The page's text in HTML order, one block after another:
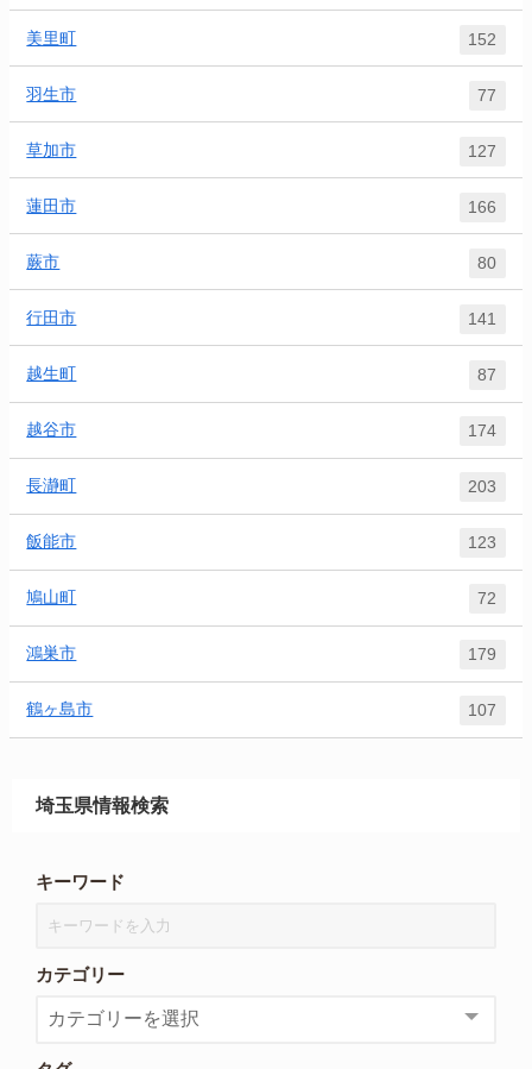
美里町 152
羽生市 77
草加市 127
蓮田市 166
蕨市 80
行田市 141
越生町 87
越谷市 174
長瀞町 203
飯能市 123
鳩山町 72
鴻巣市 179
鶴ヶ島市 107
埼玉県情報検索
キーワード
カテゴリー